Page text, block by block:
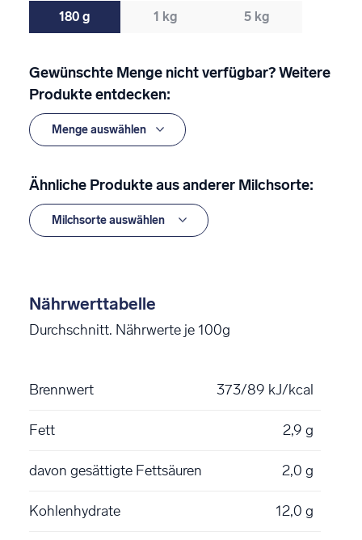
180 g 1 kg 5 kg
Gewünschte Menge nicht verfügbar? Weitere
Produkte entdecken:
Ähnliche Produkte aus anderer Milchsorte:
Nährwerttabelle
Durchschnitt. Nährwerte je 100g
Brennwert 373/89 kJ/kcal
Fett 2,9 g
davon gesättigte Fettsäuren 2,0 g
Kohlenhydrate 12,0 g